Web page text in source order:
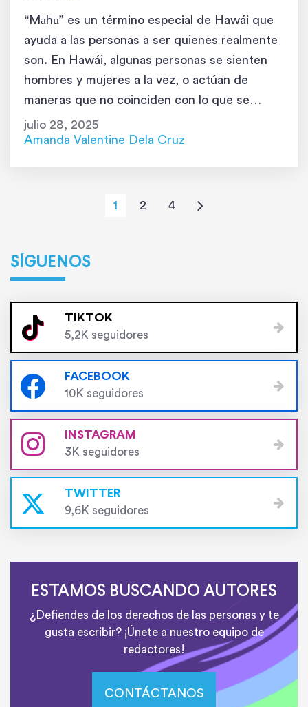
“Māhū” es un término especial de Hawái que
ayuda a las personas a ser quienes realmente
son. En Hawái, algunas personas se sienten
hombres y mujeres a la vez, o actúan de
maneras que no coinciden con lo que se
espera. A estas personas se las llama “māhū” y
son importantes en las comunidades
julio 28, 2025
Amanda Valentine Dela Cruz
1 2 4
SÍGUENOS
TIKTOK
5,2K seguidores
FACEBOOK
10K seguidores
INSTAGRAM
3K seguidores
TWITTER
9,6K seguidores
ESTAMOS BUSCANDO AUTORES
¿Defiendes de los derechos de las personas y te
gusta escribir? ¡Únete a nuestro equipo de
redactores!
CONTÁCTANOS